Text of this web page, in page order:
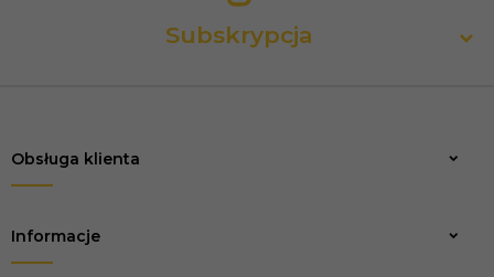
Subskrypcja
Obsługa klienta
Informacje